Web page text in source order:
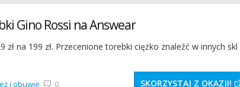
Gino Rossi na Answear
zł na 199 zł. Przecenione torebki ciężko znaleźć w innych skl
i obuwie 0 SKORZYSTAJ Z OKAZJI